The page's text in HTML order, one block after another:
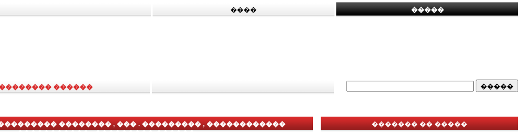
���� �����
������
�������� , ��� . ��������� , ������������
������� �� �����